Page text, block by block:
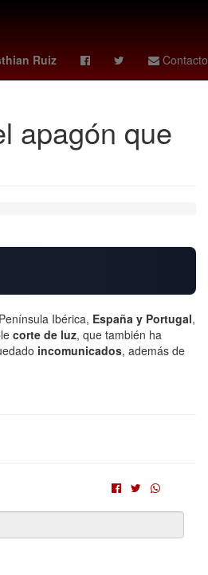
Ruiz Contacto
en la nube
apagón que
Ibérica, España y Portugal,
corte de luz, que también ha
incomunicados, además de